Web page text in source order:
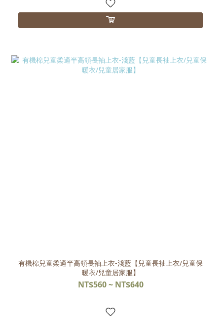
有機棉兒童柔適半高領長袖上衣-淺藍【兒童長袖上衣/兒童保
暖衣/兒童居家服】
NT$560 ~ NT$640